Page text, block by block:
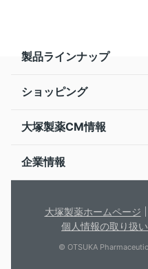
製品ラインナップ
ショッピング
大塚製薬CM情報
企業情報
大塚製薬ホームページ
個人情報の取り扱
© OTSUKA